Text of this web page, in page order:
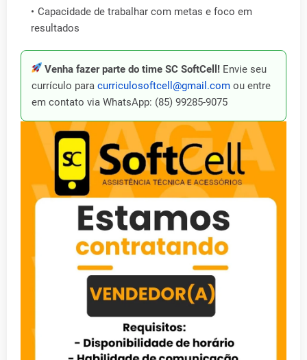
Capacidade de trabalhar com metas e foco em
resultados
Venha fazer parte do time SC SoftCell! Envie seu
currículo para curriculosoftcell@gmail.com ou entre
em contato via WhatsApp: (85) 99285-9075